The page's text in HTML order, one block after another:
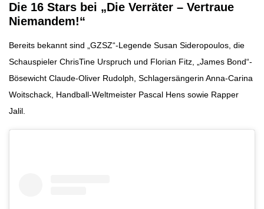
Die 16 Stars bei „Die Verräter – Vertraue
Niemandem!“
Bereits bekannt sind „GZSZ“-Legende Susan Sideropoulos, die
Schauspieler ChrisTine Urspruch und Florian Fitz, „James Bond“-
Bösewicht Claude-Oliver Rudolph, Schlagersängerin Anna-Carina
Woitschack, Handball-Weltmeister Pascal Hens sowie Rapper
Jalil.